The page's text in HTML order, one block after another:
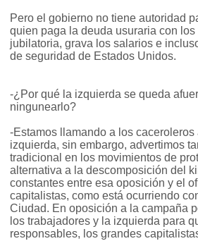
Pero el gobierno no tiene autoridad
quien paga la deuda usuraria con
jubilatoria, grava los salarios e
de seguridad de Estados Unidos.
-¿Por qué la izquierda se queda
ningunearlo?
-Estamos llamando a los
izquierda, sin embargo, advertimos
tradicional en los movimientos de
alternativa a la descomposición del
constantes entre esa oposición y el
capitalistas, como está ocurriendo
Ciudad. En oposición a la campaña
los trabajadores y la izquierda para
responsables, los grandes